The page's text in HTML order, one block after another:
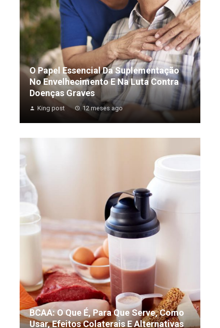
O Papel Essencial Da Suplementação
No Envelhecimento E Na Luta Contra
Doenças Graves
King post 12 meses ago
BCAA: O Que É, Para Que Serve, Como
Usar, Efeitos Colaterais E Alternativas